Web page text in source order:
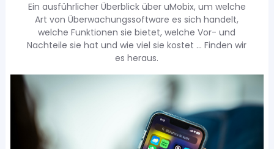
Ein ausführlicher Überblick über uMobix, um welche
Art von Überwachungssoftware es sich handelt,
welche Funktionen sie bietet, welche Vor- und
Nachteile sie hat und wie viel sie kostet ... Finden wir
es heraus.